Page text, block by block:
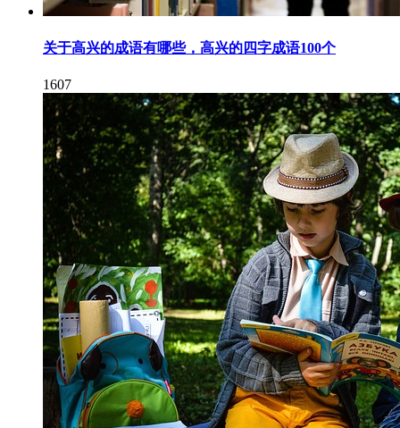
关于高兴的成语有哪些，高兴的四字成语100个
1607